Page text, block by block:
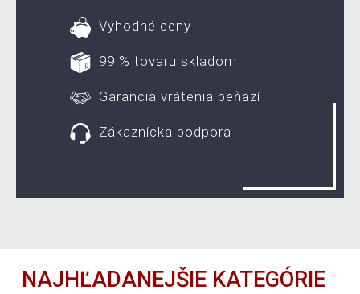
Výhodné ceny
99 % tovaru skladom
Garancia vrátenia peňazí
Zákaznícka podpora
NAJHĽADANEJŠIE KATEGÓRIE